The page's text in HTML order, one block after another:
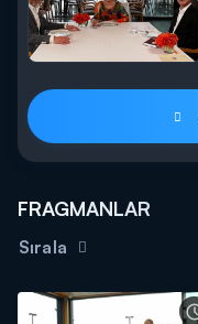
FRAGMANLAR
Sırala